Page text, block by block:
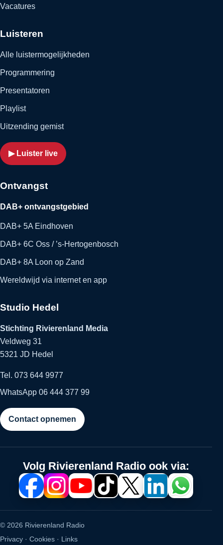
Vacatures
Luisteren
Alle luistermogelijkheden
Programmering
Presentatoren
Playlist
Uitzending gemist
▶ Luister live
Ontvangst
DAB+ ontvangstgebied
DAB+ 5A Eindhoven
DAB+ 6C Oss / ’s-Hertogenbosch
DAB+ 8A Loon op Zand
Wereldwijd via internet en app
Studio Hedel
Stichting Rivierenland Media
Veldweg 31
5321 JD Hedel
Tel. 073 644 9977
WhatsApp 06 444 377 99
Contact opnemen
Volg Rivierenland Radio ook via:
© 2026 Rivierenland Radio
Privacy · Cookies · Links